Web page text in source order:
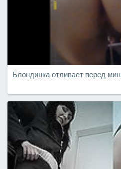
Блондинка отливает перед